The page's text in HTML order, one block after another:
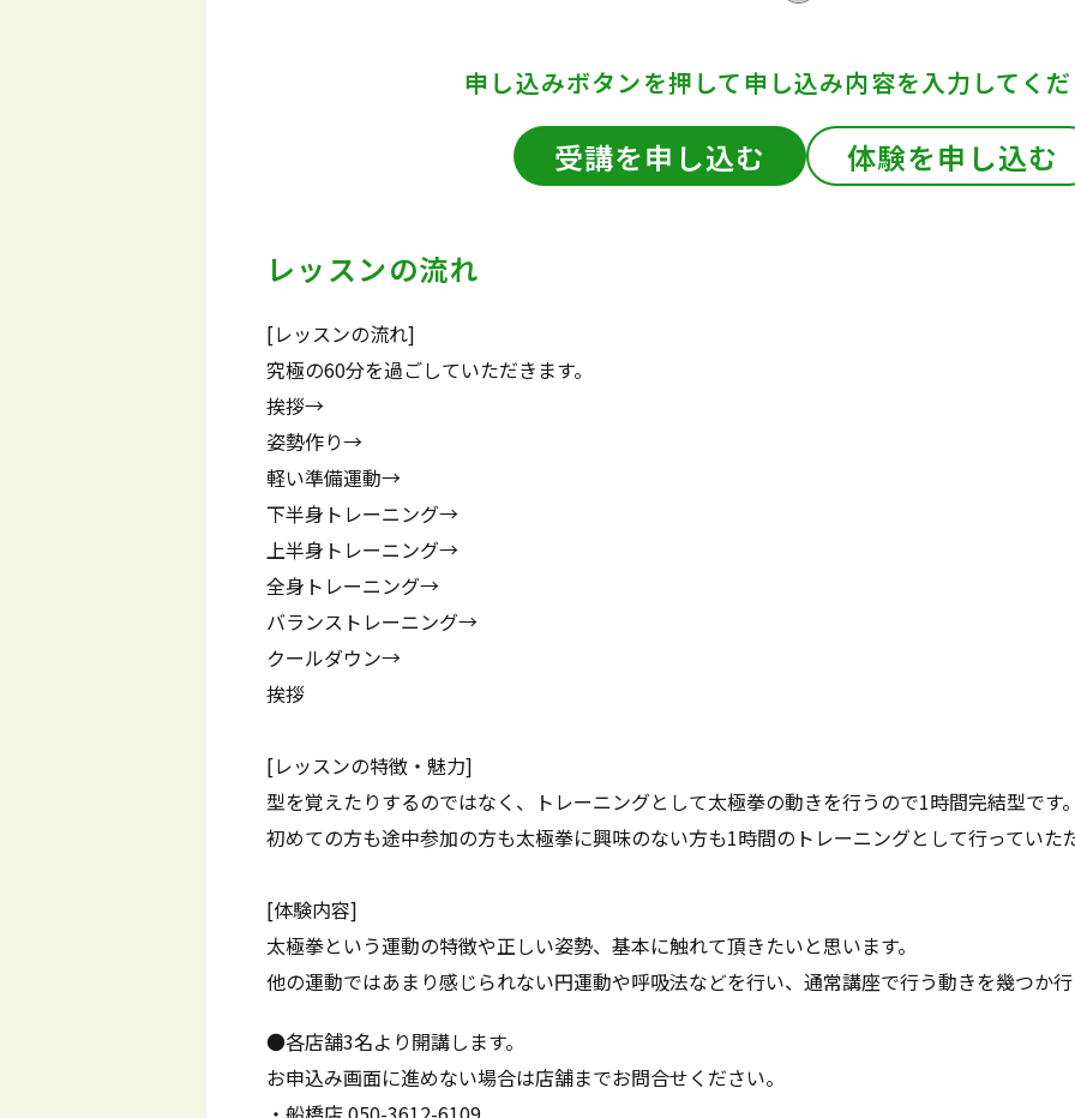
申し込みボタンを押して申し込み内容を入力してく
受講を申し込む 体験を申し込む
レッスンの流れ
[レッスンの流れ]
究極の60分を過ごしていただきます。
挨拶→
姿勢作り→
軽い準備運動→
下半身トレーニング→
上半身トレーニング→
全身トレーニング→
バランストレーニング→
クールダウン→
挨拶
[レッスンの特徴・魅力]
型を覚えたりするのではなく、トレーニングとして太極拳の動きを行うので1時間完結型です
初めての方も途中参加の方も太極拳に興味のない方も1時間のトレーニングとして行っていた
[体験内容]
太極拳という運動の特徴や正しい姿勢、基本に触れて頂きたいと思います。
他の運動ではあまり感じられない円運動や呼吸法などを行い、通常講座で行う動きを幾つか
●各店舗3名より開講します。
お申込み画面に進めない場合は店舗までお問合せください。